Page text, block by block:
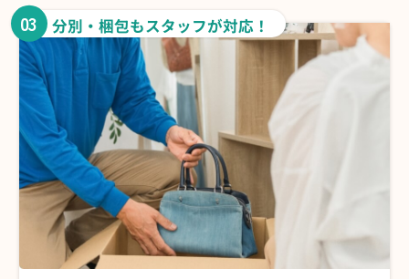
03 分別・梱包もスタッフが対応！